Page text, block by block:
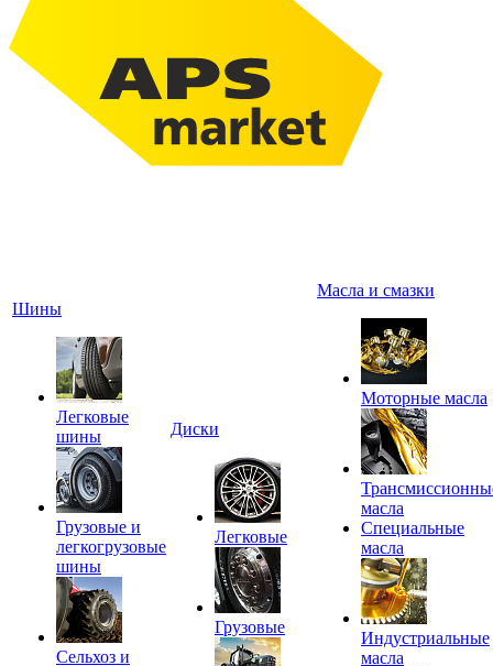
Шины
Легковые
шины
Грузовые и
легкогрузовые
шины
Сельхоз и
Диски
Легковые
Грузовые
Масла и смазки
Моторные масла
масла
Специальные
масла
Индустриальные
масла